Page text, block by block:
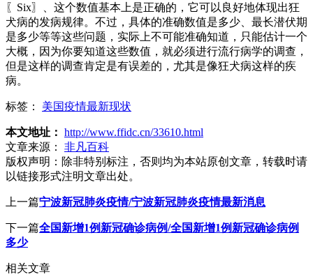
〖Six〗、这个数值基本上是正确的，它可以良好地体现出狂
犬病的发病规律。不过，具体的准确数值是多少、最长潜伏期
是多少等等这些问题，实际上不可能准确知道，只能估计一个
大概，因为你要知道这些数值，就必须进行流行病学的调查，
但是这样的调查肯定是有误差的，尤其是像狂犬病这样的疾
病。
标签： 美国疫情最新现状
本文地址： http://www.ffidc.cn/33610.html
文章来源：
非凡百科
版权声明： 除非特别标注，否则均为本站原创文章，转载时请
以链接形式注明文章出处。
上一篇宁波新冠肺炎疫情/宁波新冠肺炎疫情最新消息
下一篇全国新增1例新冠确诊病例/全国新增1例新冠确诊病例
多少
相关文章